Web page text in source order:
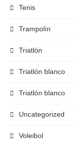
Tenis
Trampolín
Triatlón
Triatlón blanco
Triatlón blanco
Uncategorized
Voleibol